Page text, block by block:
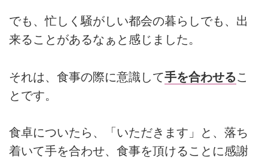
でも、忙しく騒がしい都会の暮らしでも、出
来ることがあるなぁと感じました。
それは、食事の際に意識して手を合わせるこ
とです。
食卓についたら、「いただきます」と、落ち
着いて手を合わせ、食事を頂けることに感謝